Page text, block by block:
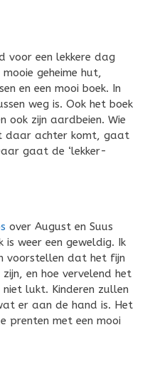
voor een lekkere dag
geheime hut,
en een mooi boek. In
weg is. Ook het boek
ook zijn aardbeien. Wie
daar achter komt, gaat
gaat de ‘lekker-
over August en Suus
weer een geweldig. Ik
voorstellen dat het fijn
en hoe vervelend het
lukt. Kinderen zullen
er aan de hand is. Het
prenten met een mooi